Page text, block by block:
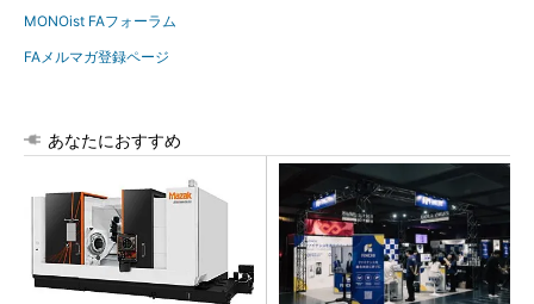
MONOist FAフォーラム
FAメルマガ登録ページ
あなたにおすすめ